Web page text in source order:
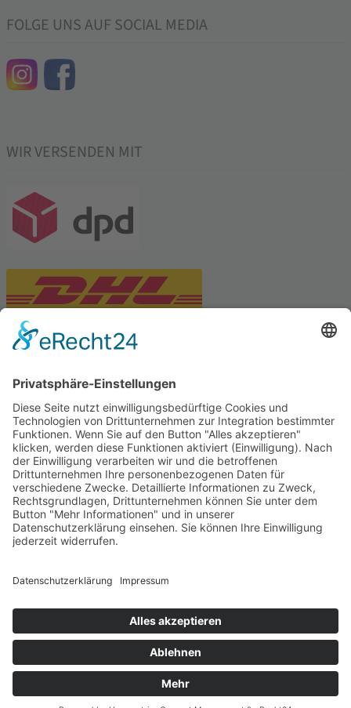
FOLGE UNS AUF SOCIAL MEDIA
WIR VERSENDEN MIT
Tekal – Textile Lebensqualität
Exklusive moderne & Orientteppiche
Feuerwerk XXL
Pyrotechnik online bestellen
© Stadtmühle Waldenbuch 2026
und Mühlenprodukte ·
Cookie-Einstellungen
Alle Preise inkl. der gesetzlichen MwSt.
Die durchgestrichenen Preise entsprechen dem bisherigen Preis in